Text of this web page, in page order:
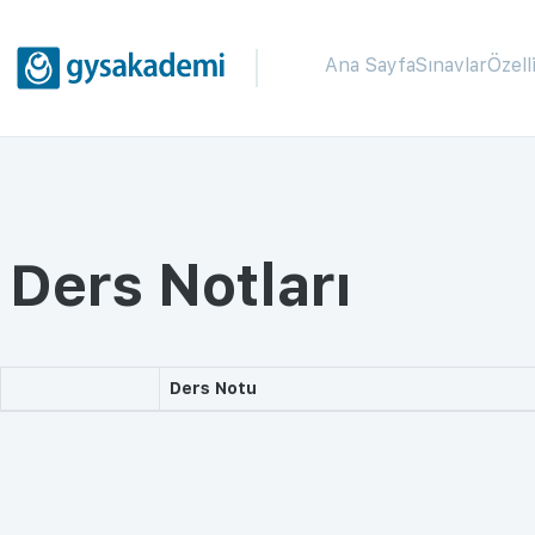
Ana SayfaSınavlar
Ders Notları
Ders Notu